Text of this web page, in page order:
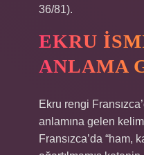
36/81).
EKRU
ANLAMA
Ekru rengi
anlamına gelen
Fransızca’da “ham,